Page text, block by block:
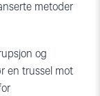
metoder
og
en trussel mot